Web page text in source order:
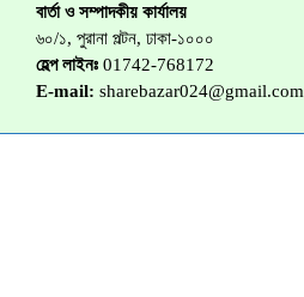
বার্তা ও সম্পাদকীয় কার্যালয়
৬০/১, পুরানা পল্টন, ঢাকা-১০০০
হেল্প লাইনঃ 01742-768172
E-mail: sharebazar024@gmail.com